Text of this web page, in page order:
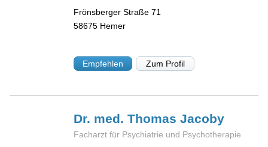
Frönsberger Straße 71
58675 Hemer
Empfehlen Zum Profil
Dr. med. ThomasJacoby
Facharzt für Psychiatrie und Psychotherapie